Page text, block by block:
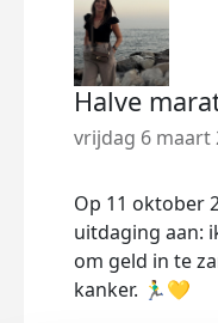
Halve
vrijdag 6 maart
Op 11 oktober
uitdaging aan:
om geld in te
kanker. 🏃‍♂️💛